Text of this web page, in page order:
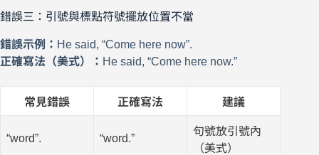
錯誤三：引號與標點符號擺放位置不當
錯誤示例： He said, “Come here now”.
正確寫法（美式）： He said, “Come here now.”
常見錯誤 正確寫法 建議
“word”. “word.”
句號放引號內
（美式）